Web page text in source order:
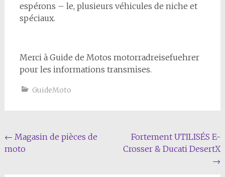
espérons – le, plusieurs véhicules de niche et
spéciaux.
Merci à Guide de Motos motorradreisefuehrer
pour les informations transmises.
GuideMoto
Navigation
de
← Magasin de pièces de
moto
Fortement UTILISÉS E-
Crosser & Ducati DesertX
→